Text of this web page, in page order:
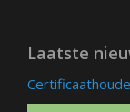
Laatste